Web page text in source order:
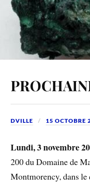
DVILLE 15 OCTOBRE
Lundi, 3 novembre
200 du Domaine de
Montmorency, dans